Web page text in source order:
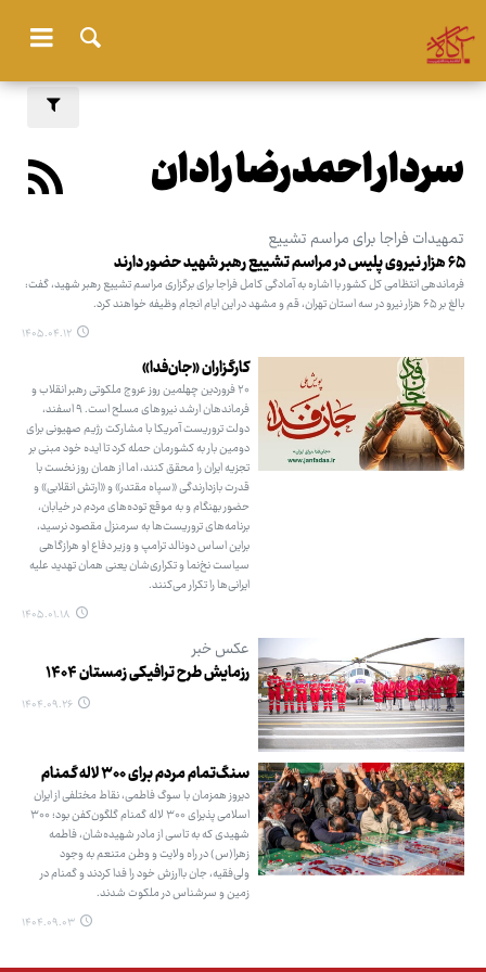
سردار احمدرضا رادان
تمهیدات فراجا برای مراسم تشییع
۶۵ هزار نیروی پلیس در مراسم تشییع رهبر شهید حضور دارند
فرماندهی انتظامی کل کشور با اشاره به آمادگی کامل فراجا برای برگزاری مراسم تشییع رهبر شهید، گفت:
بالغ بر ۶۵ هزار نیرو در سه استان تهران، قم و مشهد در این ایام انجام وظیفه خواهند کرد.
۱۴۰۵.۰۴.۱۲
کارگزاران «جان‌فدا»
۲۰ فروردین چهلمین روز عروج ملکوتی رهبر انقلاب و
فرماندهان ارشد نیروهای مسلح است. ۹ اسفند،
دولت تروریست آمریکا با مشارکت رژیم صهیونی برای
دومین بار به کشورمان حمله کرد تا ایده خود مبنی بر
تجزیه ایران را محقق کنند، اما از همان روز نخست با
قدرت بازدارندگی «سپاه مقتدر» و «ارتش انقلابی» و
حضور بهنگام و به موقع توده‌های مردم در خیابان،
برنامه‌های تروریست‌ها به سرمنزل مقصود نرسید،
براین اساس دونالد ترامپ و وزیر دفاع او هرازگاهی
سیاست نخ‌نما و تکراری‌شان یعنی همان تهدید علیه
ایرانی‌ها را تکرار می‌کنند.
۱۴۰۵.۰۱.۱۸
عکس خبر
رزمایش طرح ترافیکی زمستان ۱۴۰۴
۱۴۰۴.۰۹.۲۶
سنگ‌تمام مردم برای ۳۰۰ لاله گمنام
دیروز همزمان با سوگ فاطمی، نقاط مختلفی از ایران
اسلامی پذیرای ۳۰۰ لاله گمنام گلگون‌کفن بود؛ ۳۰۰
شهیدی که به تاسی از مادر شهیده‌شان، فاطمه
زهرا(س) در راه ولایت و وطن متنعم به وجود
ولی‌فقیه، جان باارزش خود را فدا کردند و گمنام در
زمین و سرشناس در ملکوت شدند.
۱۴۰۴.۰۹.۰۳